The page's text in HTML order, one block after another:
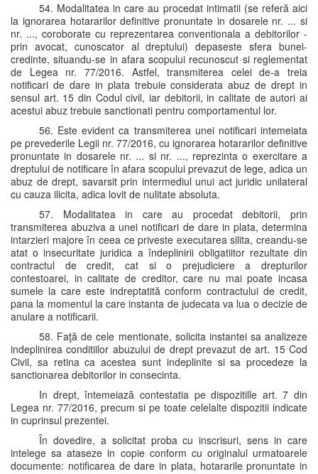
54. Modalitatea in care au procedat intimatii (se referă aici
la ignorarea hotararilor definitive pronuntate in dosarele nr. ... si
nr. ..., coroborate cu reprezentarea conventionala a debitorilor -
prin avocat, cunoscator al dreptului) depaseste sfera bunei-
credinte, situandu-se in afara scopului recunoscut si reglementat
de Legea nr. 77/2016. Astfel, transmiterea celei de-a treia
notificari de dare in plata trebuie considerata abuz de drept in
sensul art. 15 din Codul civil, iar debitorii, in calitate de autori ai
acestui abuz trebuie sanctionati pentru comportamentul lor.
56. Este evident ca transmiterea unei notificari intemeiata
pe prevederile Legii nr. 77/2016, cu ignorarea hotararilor definitive
pronuntate in dosarele nr. ... si nr. ..., reprezinta o exercitare a
dreptului de notificare în afara scopului prevazut de lege, adica un
abuz de drept, savarsit prin intermediul unui act juridic unilateral
cu cauza ilicita, adica lovit de nulitate absoluta.
57. Modalitatea in care au procedat debitorii, prin
transmiterea abuziva a unei notificari de dare in plata, determina
intarzieri majore în ceea ce priveste executarea silita, creandu-se
atat o insecuritate juridica a îndeplinirii obligatiitor rezultate din
contractul de credit, cat si o prejudiciere a drepturilor
contestoarei, in calitate de creditor, care nu mai poate incasa
sumele la care este indreptatită conform contractului de credit,
pana la momentul la care instanta de judecata va lua o decizie de
anulare a notificarii.
58. Faţă de cele mentionate, solicita instantei sa analizeze
indeplinirea conditiilor abuzului de drept prevazut de art. 15 Cod
Civil, sa retina ca acestea sunt indeplinite si sa procedeze la
sanctionarea debitorilor in consecinta.
In drept, întemeiază contestatia pe dispozitille art. 7 din
Legea nr. 77/2016, precum si pe toate celelalte dispozitii indicate
in cuprinsul prezentei.
În dovedire, a solicitat proba cu inscrisuri, sens in care
intelege sa ataseze in copie conform cu originalul urmatoarele
documente: notificarea de dare in plata, hotararile pronuntate in